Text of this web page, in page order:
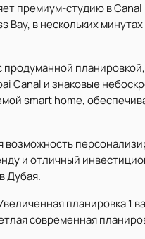
премиум-студию в
в нескольких
продуманной
Canal и знаковые
smart home,
и отличный
Дубая.
планировка 1
современная